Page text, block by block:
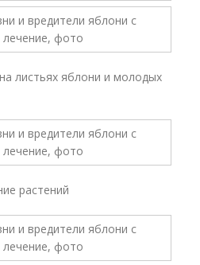
листьях яблони и молодых
растений